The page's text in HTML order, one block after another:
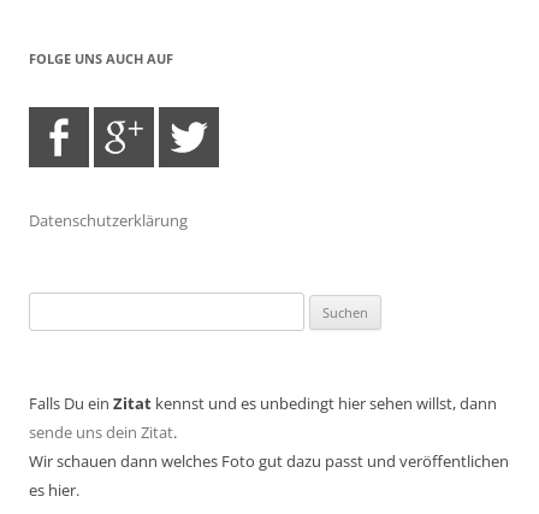
FOLGE UNS AUCH AUF
Datenschutzerklärung
nach:
Falls Du ein Zitat kennst und es unbedingt hier sehen willst, dann
sende uns dein Zitat.
Wir schauen dann welches Foto gut dazu passt und veröffentlichen
es hier.